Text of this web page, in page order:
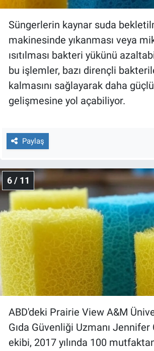
Süngerlerin kaynar suda
makinesinde yıkanması veya
ısıtılması bakteri yükünü
bu işlemler, bazı dirençli
kalmasını sağlayarak daha
gelişmesine yol açabiliyor.
Paylaş
6 / 11
ABD'deki Prairie View A&M
Gıda Güvenliği Uzmanı Jennifer
ekibi, 2017 yılında 100